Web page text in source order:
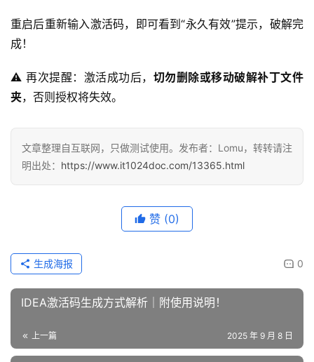
重启后重新输入激活码，即可看到“永久有效”提示，破解完
成！
⚠️ 再次提醒：激活成功后， 切勿删除或移动破解补丁文件
夹，否则授权将失效。
文章整理自互联网，只做测试使用。发布者：Lomu，转转请注
明出处： https://www.it1024doc.com/13365.html
赞 (0)
0
生成海报
IDEA激活码生成方式解析｜附使用说明！
上一篇 2025 年 9 月 8 日